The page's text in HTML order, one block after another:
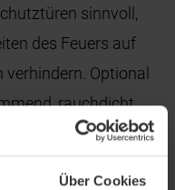
Über Cookies
sinnvoll,
des Feuers auf
Optional
rauchdicht